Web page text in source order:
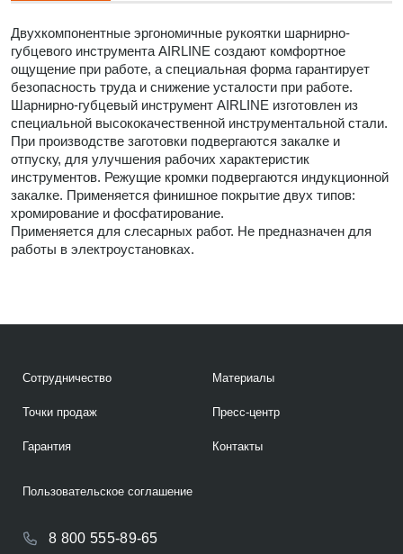
Двухкомпонентные эргономичные рукоятки шарнирно-
губцевого инструмента AIRLINE создают комфортное
ощущение при работе, а специальная форма гарантирует
безопасность труда и снижение усталости при работе.
Шарнирно-губцевый инструмент AIRLINE изготовлен из
специальной высококачественной инструментальной стали.
При производстве заготовки подвергаются закалке и
отпуску, для улучшения рабочих характеристик
инструментов. Режущие кромки подвергаются индукционной
закалке. Применяется финишное покрытие двух типов:
хромирование и фосфатирование.
Применяется для слесарных работ. Не предназначен для
работы в электроустановках.
Сотрудничество
Точки продаж
Гарантия
Материалы
Пресс-центр
Контакты
8 800 555-89-65
Пользовательское соглашение